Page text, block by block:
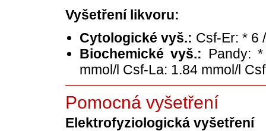
Vyšetření likvoru:
Cytologické vyš.: Csf-Er: * 6
Biochemické vyš.: Pandy:
mmol/l Csf-La: 1.84 mmol/l
Pomocná vyšetření
Elektrofyziologická vyšetření